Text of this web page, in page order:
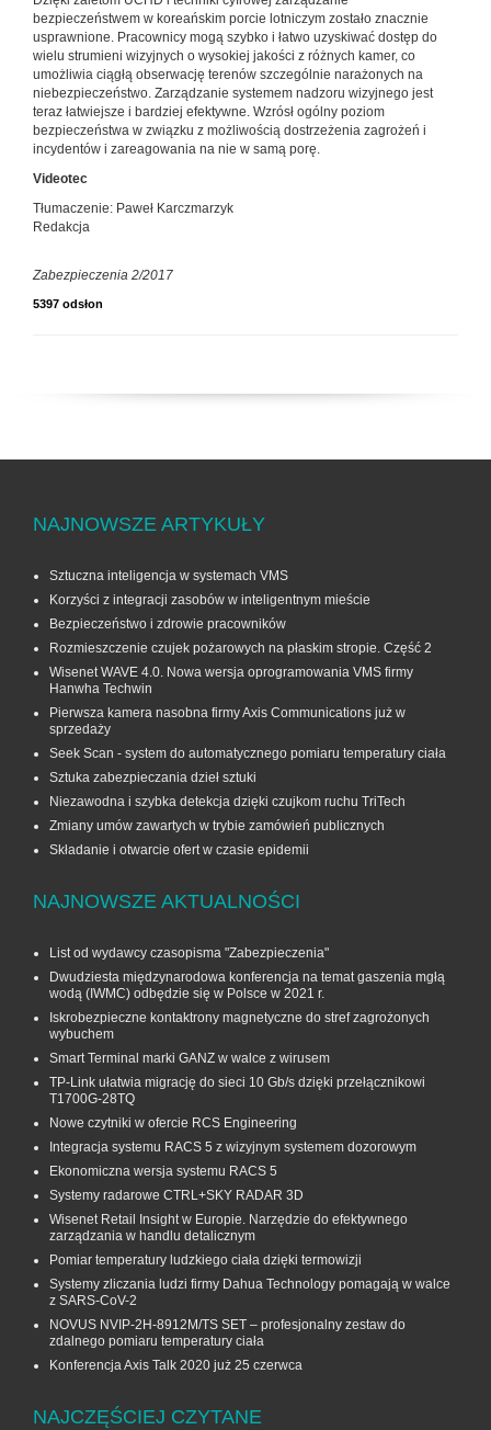
bezpieczeństwem w koreańskim porcie lotniczym zostało znacznie
usprawnione. Pracownicy mogą szybko i łatwo uzyskiwać dostęp do
wielu strumieni wizyjnych o wysokiej jakości z różnych kamer, co
umożliwia ciągłą obserwację terenów szczególnie narażonych na
niebezpieczeństwo. Zarządzanie systemem nadzoru wizyjnego jest
teraz łatwiejsze i bardziej efektywne. Wzrósł ogólny poziom
bezpieczeństwa w związku z możliwością dostrzeżenia zagrożeń i
incydentów i zareagowania na nie w samą porę.
Videotec
Tłumaczenie: Paweł Karczmarzyk
Redakcja
Zabezpieczenia 2/2017
5397 odsłon
NAJNOWSZE ARTYKUŁY
Sztuczna inteligencja w systemach VMS
Korzyści z integracji zasobów w inteligentnym mieście
Bezpieczeństwo i zdrowie pracowników
Rozmieszczenie czujek pożarowych na płaskim stropie. Część 2
Wisenet WAVE 4.0. Nowa wersja oprogramowania VMS firmy
Hanwha Techwin
Pierwsza kamera nasobna firmy Axis Communications już w
sprzedaży
Seek Scan - system do automatycznego pomiaru temperatury ciała
Sztuka zabezpieczania dzieł sztuki
Niezawodna i szybka detekcja dzięki czujkom ruchu TriTech
Zmiany umów zawartych w trybie zamówień publicznych
Składanie i otwarcie ofert w czasie epidemii
NAJNOWSZE AKTUALNOŚCI
List od wydawcy czasopisma "Zabezpieczenia"
Dwudziesta międzynarodowa konferencja na temat gaszenia mgłą
wodą (IWMC) odbędzie się w Polsce w 2021 r.
Iskrobezpieczne kontaktrony magnetyczne do stref zagrożonych
wybuchem
Smart Terminal marki GANZ w walce z wirusem
TP-Link ułatwia migrację do sieci 10 Gb/s dzięki przełącznikowi
T1700G‑28TQ
Nowe czytniki w ofercie RCS Engineering
Integracja systemu RACS 5 z wizyjnym systemem dozorowym
Ekonomiczna wersja systemu RACS 5
Systemy radarowe CTRL+SKY RADAR 3D
Wisenet Retail Insight w Europie. Narzędzie do efektywnego
zarządzania w handlu detalicznym
Pomiar temperatury ludzkiego ciała dzięki termowizji
Systemy zliczania ludzi firmy Dahua Technology pomagają w walce
z SARS-CoV-2
NOVUS NVIP-2H-8912M/TS SET – profesjonalny zestaw do
zdalnego pomiaru temperatury ciała
Konferencja Axis Talk 2020 już 25 czerwca
NAJCZĘŚCIEJ CZYTANE